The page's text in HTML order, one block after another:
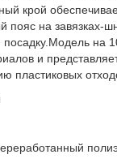
крой
пояс на завязках-
на
и
пластиковых